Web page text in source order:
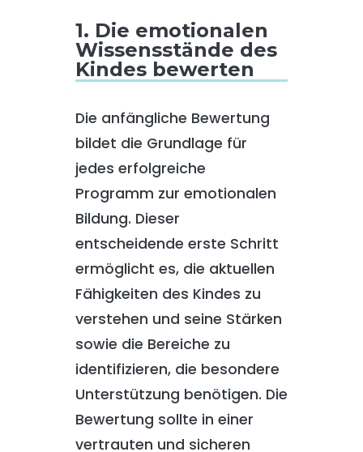
1. Die emotionalen
Wissensstände des
Kindes bewerten
Die anfängliche Bewertung
bildet die Grundlage für
jedes erfolgreiche
Programm zur emotionalen
Bildung. Dieser
entscheidende erste Schritt
ermöglicht es, die aktuellen
Fähigkeiten des Kindes zu
verstehen und seine Stärken
sowie die Bereiche zu
identifizieren, die besondere
Unterstützung benötigen. Die
Bewertung sollte in einer
vertrauten und sicheren